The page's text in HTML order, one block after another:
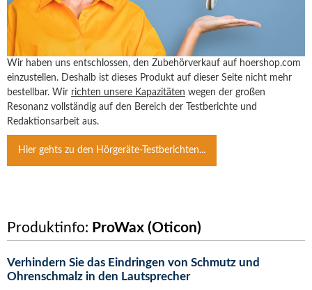
Wir haben uns entschlossen, den Zubehörverkauf auf hoershop.com
einzustellen. Deshalb ist dieses Produkt auf dieser Seite nicht mehr
bestellbar. Wir richten unsere Kapazitäten wegen der großen
Resonanz vollständig auf den Bereich der Testberichte und
Redaktionsarbeit aus.
Hier gehts zu den Hörgeräte-Testberichten...
Produktinfo: ProWax (Oticon)
Verhindern Sie das Eindringen von Schmutz und
Ohrenschmalz in den Lautsprecher